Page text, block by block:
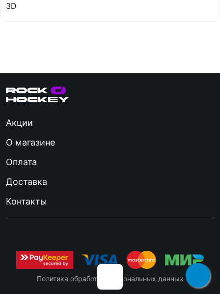
Вратарские клюшки
Клюшки детские
3D
Акции
О магазине
Оплата
Доставка
Контакты
Политика обработки персональных данных